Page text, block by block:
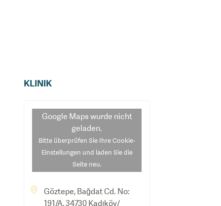
KLINIK
Google Maps wurde nicht
geladen.
Bitte überprüfen Sie Ihre Cookie-
Einstellungen und laden Sie die
Seite neu.
Göztepe, Bağdat Cd. No:
191/A, 34730 Kadıköy/